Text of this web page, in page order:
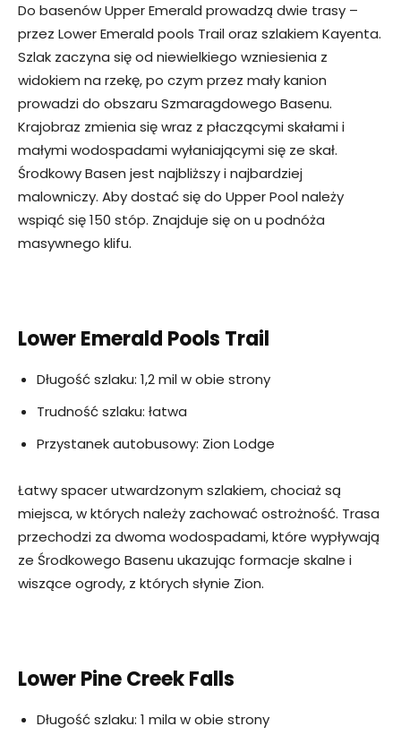
Do basenów Upper Emerald prowadzą dwie trasy –
przez Lower Emerald pools Trail oraz szlakiem Kayenta.
Szlak zaczyna się od niewielkiego wzniesienia z
widokiem na rzekę, po czym przez mały kanion
prowadzi do obszaru Szmaragdowego Basenu.
Krajobraz zmienia się wraz z płaczącymi skałami i
małymi wodospadami wyłaniającymi się ze skał.
Środkowy Basen jest najbliższy i najbardziej
malowniczy. Aby dostać się do Upper Pool należy
wspiąć się 150 stóp. Znajduje się on u podnóża
masywnego klifu.
Lower Emerald Pools Trail
Długość szlaku: 1,2 mil w obie strony
Trudność szlaku: łatwa
Przystanek autobusowy: Zion Lodge
Łatwy spacer utwardzonym szlakiem, chociaż są
miejsca, w których należy zachować ostrożność. Trasa
przechodzi za dwoma wodospadami, które wypływają
ze Środkowego Basenu ukazując formacje skalne i
wiszące ogrody, z których słynie Zion.
Lower Pine Creek Falls
Długość szlaku: 1 mila w obie strony